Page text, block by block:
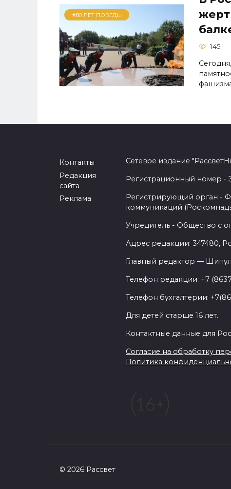
#80 ЛЕТ ПОБЕДЫ
145
Контакты
Редакция
сайта
Реклама
Сетевое издание
Регистрационный номер -
Регистрирующий орган -
коммуникаций
Учредитель - Общество с
Адрес редакции: 347480,
Главный редактор —
Телефон редакции: +7
Телефон бухгалтерии:
Для детей старше 16 лет.
Контактные данные для
Согласие на обработку
Политика
© 2026 Рассвет